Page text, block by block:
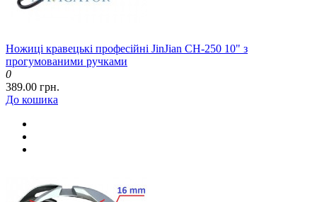
Ножиці кравецькі професійні JinJian CH-250 10" з
прогумованими ручками
0
389.00 грн.
До кошика